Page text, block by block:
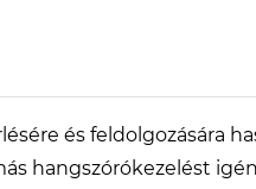
és feldolgozására
hangszórókezelést